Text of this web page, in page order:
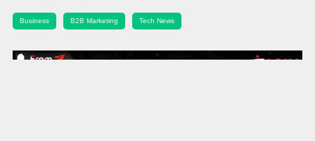
Business B2B Marketing Tech News